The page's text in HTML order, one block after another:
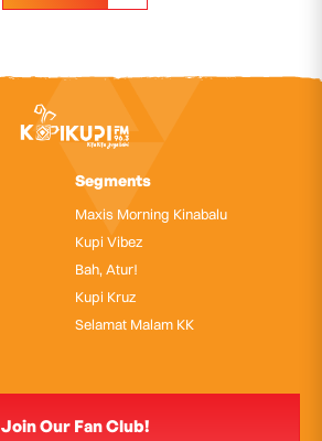
Segments
Maxis Morning Kinabalu
Kupi Vibez
Bah, Atur!
Kupi Kruz
Selamat Malam KK
Join Our Fan Club!